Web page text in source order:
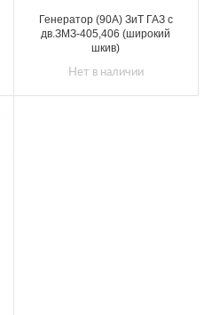
Генератор (90А) ЗиТ ГАЗ с
дв.ЗМЗ-405,406 (широкий
шкив)
Нет в наличии